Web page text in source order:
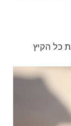
כל הקיץ